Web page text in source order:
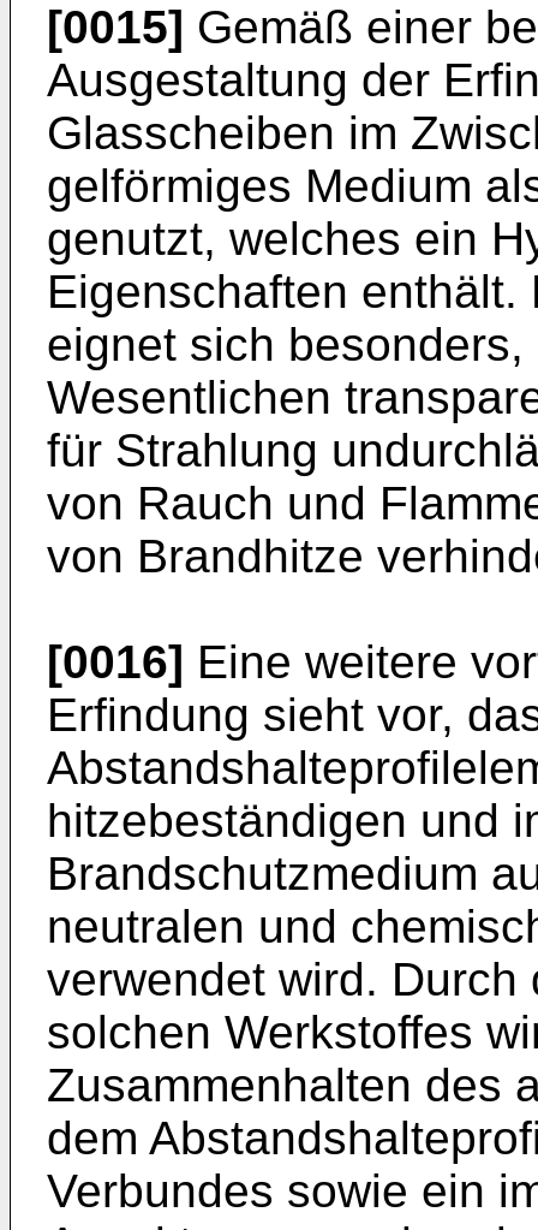
[0015] Gemäß einer
Ausgestaltung der
Glasscheiben im
gelförmiges Medium
genutzt, welches ein
Eigenschaften
eignet sich
Wesentlichen
für Strahlung
von Rauch und
von Brandhitze
[0016] Eine weitere
Erfindung sieht vor,
hitzebeständigen und
Brandschutzmedium
neutralen und
verwendet wird. Durch
solchen Werkstoffes
Zusammenhalten des
dem
Verbundes sowie ein